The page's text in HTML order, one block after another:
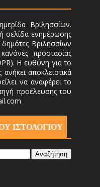
Βριλησσίων.
σελίδα ενημέρωσης
Βριλησσίων
προστασίας
Η ευθύνη για το
αποκλειστικά
να αναφέρει το
προέλευσης του
ΙΣΤΟΛΟΓΙΟΥ